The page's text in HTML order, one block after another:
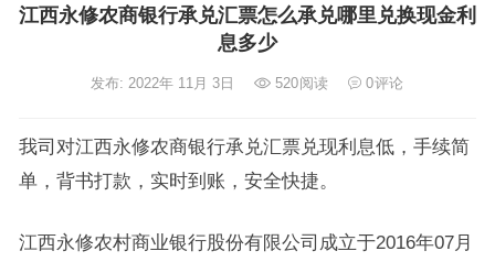
江西永修农商银行承兑汇票怎么承兑哪里兑换现金利
息多少
发布: 2022年 11月 3日 520阅读 0评论
我司对江西永修农商银行承兑汇票兑现利息低，手续简
单，背书打款，实时到账，安全快捷。
江西永修农村商业银行股份有限公司成立于2016年07月